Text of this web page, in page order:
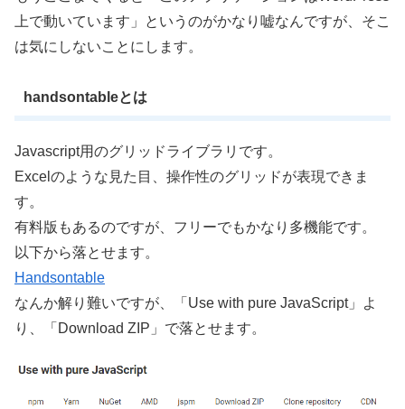
上で動いています」というのがかなり嘘なんですが、そこ
は気にしないことにします。
handsontableとは
Javascript用のグリッドライブラリです。
Excelのような見た目、操作性のグリッドが表現できま
す。
有料版もあるのですが、フリーでもかなり多機能です。
以下から落とせます。
Handsontable
なんか解り難いですが、「Use with pure JavaScript」よ
り、「Download ZIP」で落とせます。